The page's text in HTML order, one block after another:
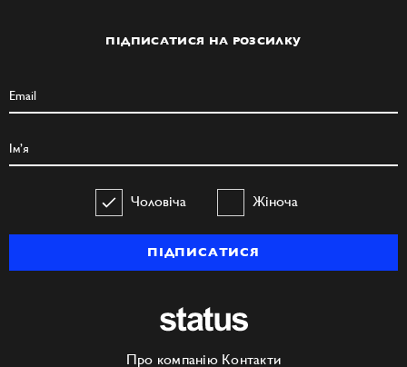
ПІДПИСАТИСЯ НА РОЗСИЛКУ
Чоловіча Жіноча
ПІДПИСАТИСЯ
Про компанію Контакти